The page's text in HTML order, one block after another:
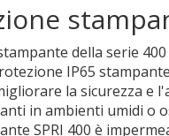
della serie
IP65
la sicurezza e
in ambienti umidi o
SPRI 400 è